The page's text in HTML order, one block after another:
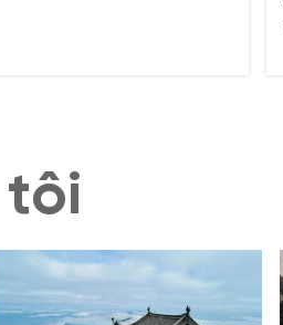
Viêng từ A đến Z!
tôi